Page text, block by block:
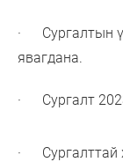
· Сургалтын
явагдана.
· Сургалт
· Сургалттай